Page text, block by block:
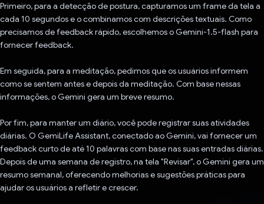
Primeiro, para a detecção de postura, capturamos um frame da tela a
cada 10 segundos e o combinamos com descrições textuais. Como
precisamos de feedback rápido, escolhemos o Gemini-1.5-flash para
fornecer feedback.
Em seguida, para a meditação, pedimos que os usuários informem
como se sentem antes e depois da meditação. Com base nessas
informações, o Gemini gera um breve resumo.
Por fim, para manter um diário, você pode registrar suas atividades
diárias. O GemiLife Assistant, conectado ao Gemini, vai fornecer um
feedback curto de até 10 palavras com base nas suas entradas diárias.
Depois de uma semana de registro, na tela "Revisar", o Gemini gera um
resumo semanal, oferecendo melhorias e sugestões práticas para
ajudar os usuários a refletir e crescer.